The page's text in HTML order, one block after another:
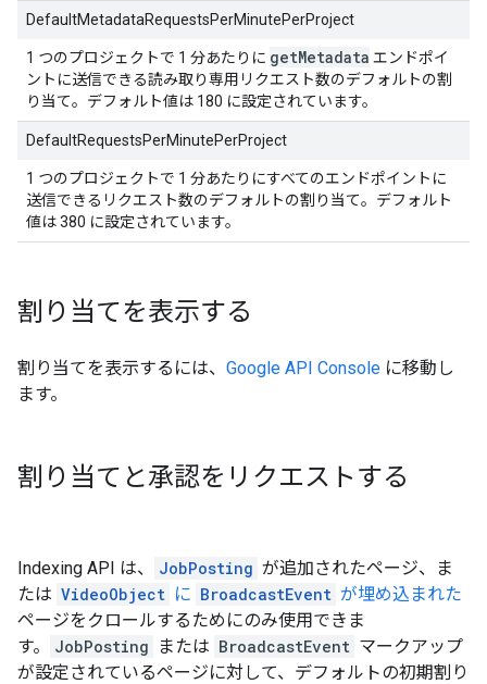
DefaultMetadataRequestsPerMinutePerProject
1 つのプロジェクトで 1 分あたりに getMetadata エンドポイ
ントに送信できる読み取り専用リクエスト数のデフォルトの割
り当て。デフォルト値は 180 に設定されています。
DefaultRequestsPerMinutePerProject
1 つのプロジェクトで 1 分あたりにすべてのエンドポイントに
送信できるリクエスト数のデフォルトの割り当て。デフォルト
値は 380 に設定されています。
割り当てを表示する
割り当てを表示するには、 Google API Console に移動し
ます。
割り当てと承認をリクエストする
Indexing API は、 JobPosting が追加されたページ、ま
たは VideoObject に BroadcastEvent が埋め込まれた
ページをクロールするためにのみ使用できま
す。
JobPosting または BroadcastEvent マークアップ
が設定されているページに対して、デフォルトの初期割り